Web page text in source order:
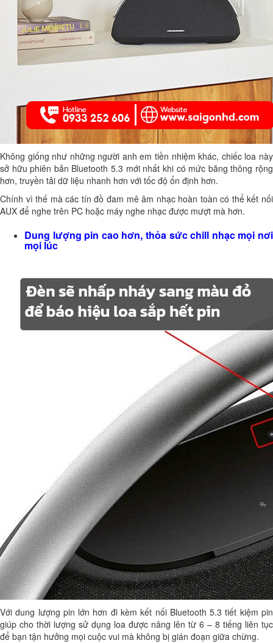
Không giống như những người anh em tiền nhiệm khác, chiếc loa này
sở hữu phiên bản Bluetooth 5.3 mới nhất khi có mức băng thông rộng
hơn, truyền tải dữ liệu nhanh hơn với tốc độ ổn định hơn.
Chính vì thế mà các tín đồ đam mê âm nhạc hoàn toàn có thể kết nối
AUX để nghe trên PC hoặc máy nghe nhạc được mượt mà hơn.
Dung lượng pin cao hơn, thỏa sức chill nhạc mọi nơi
mọi lúc
Với dung lượng pin lớn hơn đi kèm kết nối Bluetooth 5.3 tiết kiệm pin
giúp cho thời lượng sử dụng loa được nâng lên từ 6 – 8 tiếng liên tục
để bạn tận hưởng mọi cuộc vui mà không bị gián đoạn giữa chừng.